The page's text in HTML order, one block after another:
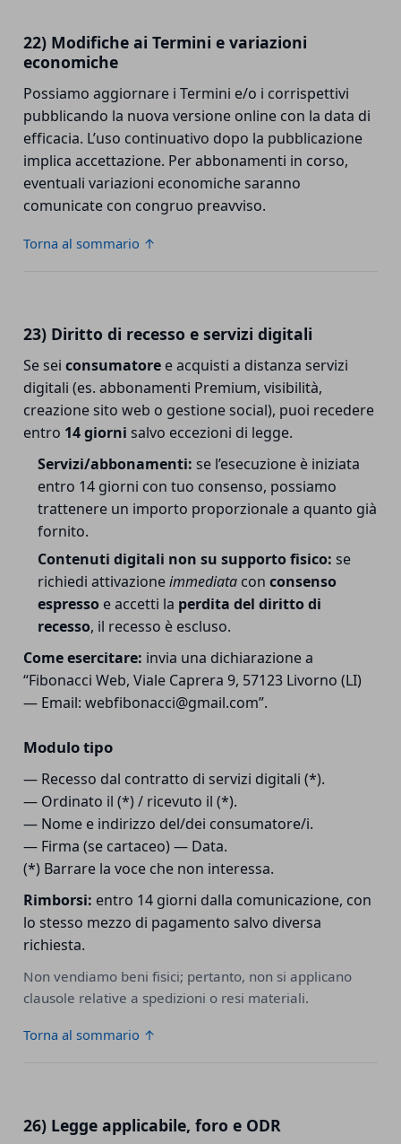
22) Modifiche ai Termini e variazioni
economiche
Possiamo aggiornare i Termini e/o i corrispettivi
pubblicando la nuova versione online con la data di
efficacia. L’uso continuativo dopo la pubblicazione
implica accettazione. Per abbonamenti in corso,
eventuali variazioni economiche saranno
comunicate con congruo preavviso.
Torna al sommario ↑
23) Diritto di recesso e servizi digitali
Se sei consumatore e acquisti a distanza servizi
digitali (es. abbonamenti Premium, visibilità,
creazione sito web o gestione social), puoi recedere
entro 14 giorni salvo eccezioni di legge.
Servizi/abbonamenti: se l’esecuzione è iniziata
entro 14 giorni con tuo consenso, possiamo
trattenere un importo proporzionale a quanto già
fornito.
Contenuti digitali non su supporto fisico: se
richiedi attivazioneimmediata con consenso
espresso e accetti la perdita del diritto di
recesso, il recesso è escluso.
Come esercitare: invia una dichiarazione a
“Fibonacci Web, Viale Caprera 9, 57123 Livorno (LI)
— Email: webfibonacci@gmail.com”.
Modulo tipo
— Recesso dal contratto di servizi digitali (*).
— Ordinato il (*) / ricevuto il (*).
— Nome e indirizzo del/dei consumatore/i.
— Firma (se cartaceo) — Data.
(*) Barrare la voce che non interessa.
Rimborsi: entro 14 giorni dalla comunicazione, con
lo stesso mezzo di pagamento salvo diversa
richiesta.
Non vendiamo beni fisici; pertanto, non si applicano
clausole relative a spedizioni o resi materiali.
Torna al sommario ↑
26) Legge applicabile, foro e ODR